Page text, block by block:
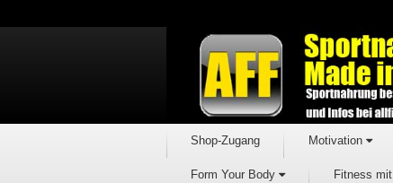
Shop-Zugang Motivation
Form Your Body Fitness